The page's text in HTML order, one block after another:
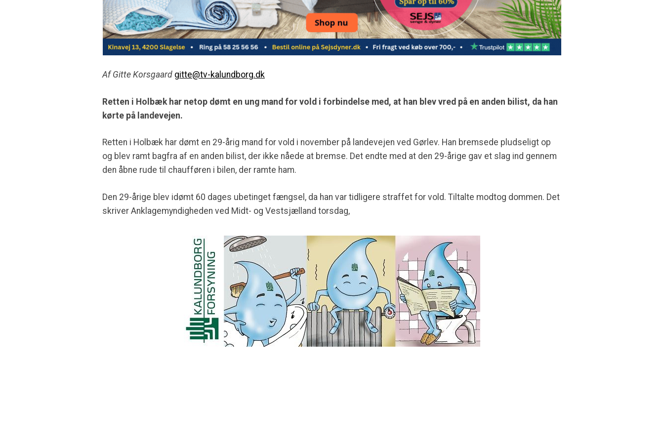
Af Gitte Korsgaard gitte@tv-kalundborg.dk
Retten i Holbæk har netop dømt en ung mand for vold i forbindelse med, at han blev vred på en anden bilist, da han
kørte på landevejen.
Retten i Holbæk har dømt en 29-årig mand for vold i november på landevejen ved Gørlev. Han bremsede pludseligt op
og blev ramt bagfra af en anden bilist, der ikke nåede at bremse. Det endte med at den 29-årige gav et slag ind gennem
den åbne rude til chaufføren i bilen, der ramte ham.
Den 29-årige blev idømt 60 dages ubetinget fængsel, da han var tidligere straffet for vold. Tiltalte modtog dommen. Det
skriver Anklagemyndigheden ved Midt- og Vestsjælland torsdag,